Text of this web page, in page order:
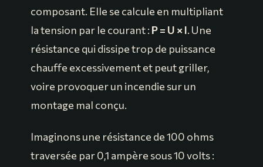
composant. Elle se calcule en multipliant
la tension par le courant : P = U × I. Une
résistance qui dissipe trop de puissance
chauffe excessivement et peut griller,
voire provoquer un incendie sur un
montage mal conçu.
Imaginons une résistance de 100 ohms
traversée par 0,1 ampère sous 10 volts :